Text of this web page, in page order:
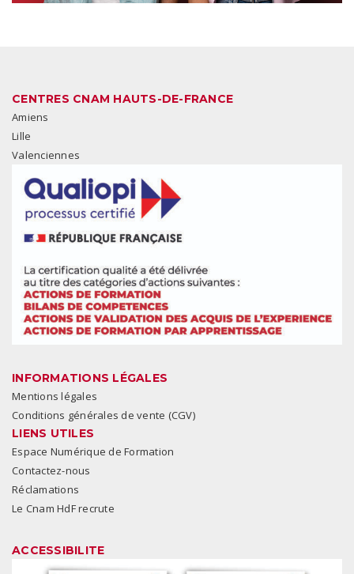
CENTRES CNAM HAUTS-DE-FRANCE
Amiens
Lille
Valenciennes
INFORMATIONS LÉGALES
Mentions légales
Conditions générales de vente (CGV)
LIENS UTILES
Espace Numérique de Formation
Contactez-nous
Réclamations
Le Cnam HdF recrute
ACCESSIBILITE